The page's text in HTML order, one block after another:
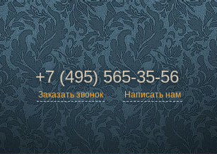
+7 (495) 565-35-56
Заказать звонок Написать нам